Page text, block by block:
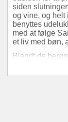
siden
og vine, og helt
benyttes
med at følge
et liv med bøn,
Blandt de
Liqueur
lavet af en